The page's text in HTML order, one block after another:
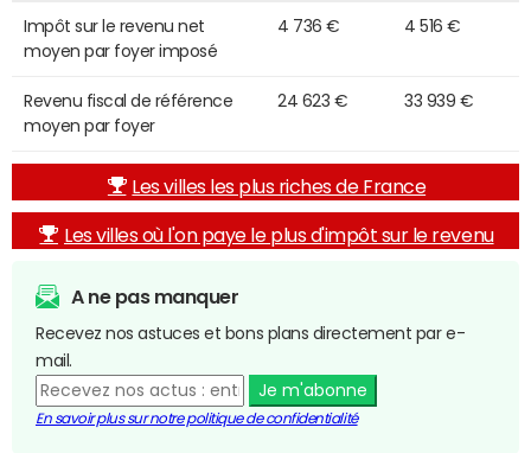
Impôt sur le revenu net
moyen par foyer imposé
4 736 € 4 516 €
Revenu fiscal de référence
moyen par foyer
24 623 € 33 939 €
Les villes les plus riches de France
Les villes où l'on paye le plus d'impôt sur le revenu
A ne pas manquer
Recevez nos astuces et bons plans directement par e-
mail.
Je m'abonne
En savoir plus sur notre politique de confidentialité